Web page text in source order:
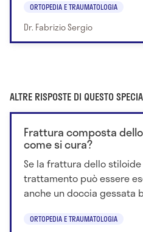
ORTOPEDIA E TRAUMATOLOGIA
Dr. Fabrizio Sergio
ALTRE RISPOSTE DI QUESTO
Frattura composta
come si cura?
Se la frattura dello
trattamento può essere
anche un doccia gessata
ORTOPEDIA E TRAUMATOLOGIA